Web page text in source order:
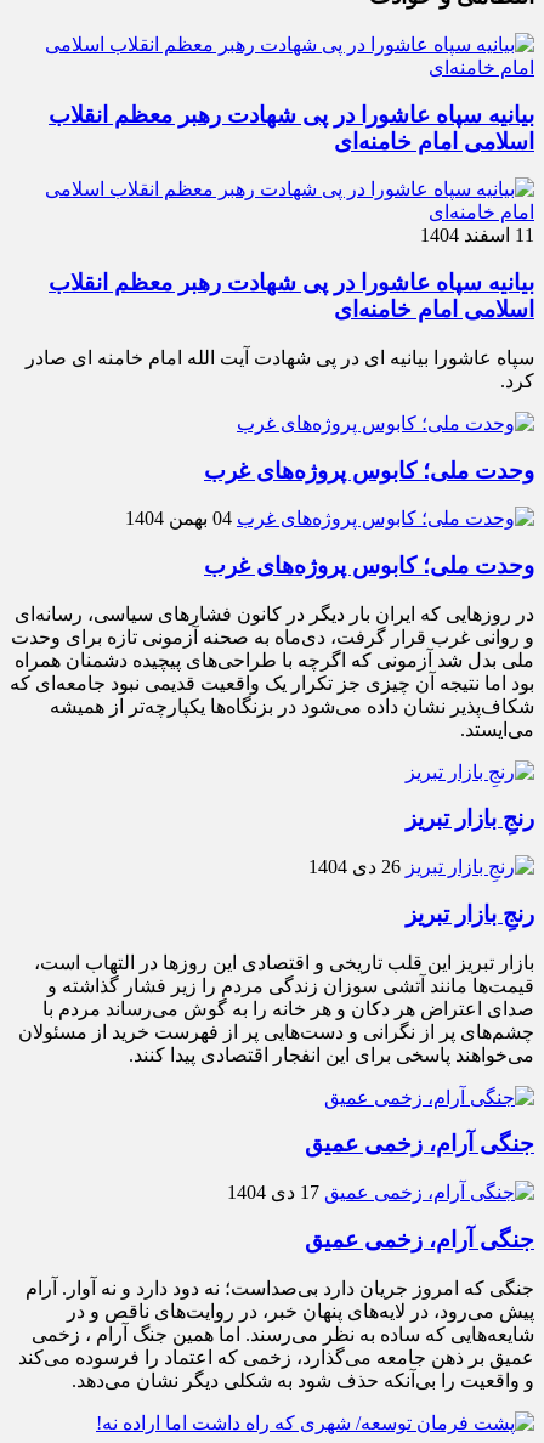
بیانیه سپاه عاشورا در پی شهادت رهبر معظم انقلاب
اسلامی امام خامنه‌ای
11 اسفند 1404
بیانیه سپاه عاشورا در پی شهادت رهبر معظم انقلاب
اسلامی امام خامنه‌ای
سپاه عاشورا بیانیه ای در پی شهادت آیت الله امام خامنه ای صادر
کرد.
وحدت ملی؛ کابوس پروژه‌های غرب
04 بهمن 1404
وحدت ملی؛ کابوس پروژه‌های غرب
در روزهایی که ایران بار دیگر در کانون فشارهای سیاسی، رسانه‌ای
و روانی غرب قرار گرفت، دی‌ماه به صحنه آزمونی تازه برای وحدت
ملی بدل شد آزمونی که اگرچه با طراحی‌های پیچیده دشمنان همراه
بود اما نتیجه آن چیزی جز تکرار یک واقعیت قدیمی نبود جامعه‌ای که
شکاف‌پذیر نشان داده می‌شود در بزنگاه‌ها یکپارچه‌تر از همیشه
می‌ایستد.
رنجِ بازار تبریز
26 دی 1404
رنجِ بازار تبریز
بازار تبریز این قلب تاریخی و اقتصادی این روزها در التهاب است،
قیمت‌ها مانند آتشی سوزان زندگی مردم را زیر فشار گذاشته و
صدای اعتراض هر دکان و هر خانه را به گوش می‌رساند مردم با
چشم‌های پر از نگرانی و دست‌هایی پر از فهرست خرید از مسئولان
می‌خواهند پاسخی برای این انفجار اقتصادی پیدا کنند.
جنگی آرام، زخمی عمیق
17 دی 1404
جنگی آرام، زخمی عمیق
جنگی که امروز جریان دارد بی‌صداست؛ نه دود دارد و نه آوار. آرام
پیش می‌رود، در لایه‌های پنهان خبر، در روایت‌های ناقص و در
شایعه‌هایی که ساده به نظر می‌رسند. اما همین جنگ آرام ، زخمی
عمیق بر ذهن جامعه می‌گذارد، زخمی که اعتماد را فرسوده می‌کند
و واقعیت را بی‌آنکه حذف شود به شکلی دیگر نشان می‌دهد.